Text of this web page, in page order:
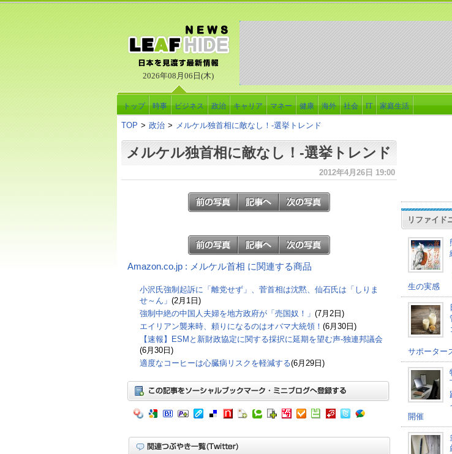
2026年08月06日(木)
トップ 時事 ビジネス 政治 キャリア マネー 健康 海外 社会 IT 家庭生活
TOP > 政治 > メルケル独首相に敵なし！-選挙トレンド
メルケル独首相に敵なし！-選挙トレンド
2012年4月26日 19:00
Amazon.co.jp : メルケル首相 に関連する商品
小沢氏強制起訴に「離党せず」、菅首相は沈黙、仙石氏は「しりま
せ～ん」 (2月1日)
強制中絶の中国人夫婦を地方政府が「売国奴！」 (7月2日)
エイリアン襲来時、頼りになるのはオバマ大統領！ (6月30日)
【速報】ESMと新財政協定に関する採択に延期を望む声-独連邦議会
(6月30日)
適度なコーヒーは心臓病リスクを軽減する(6月29日)
リファイド
生の実感
サポーター
開催